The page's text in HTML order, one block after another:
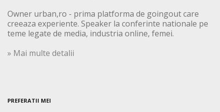
Owner urban,ro - prima platforma de goingout care
creeaza experiente. Speaker la conferinte nationale pe
teme legate de media, industria online, femei.
» Mai multe detalii
PREFERATII MEI